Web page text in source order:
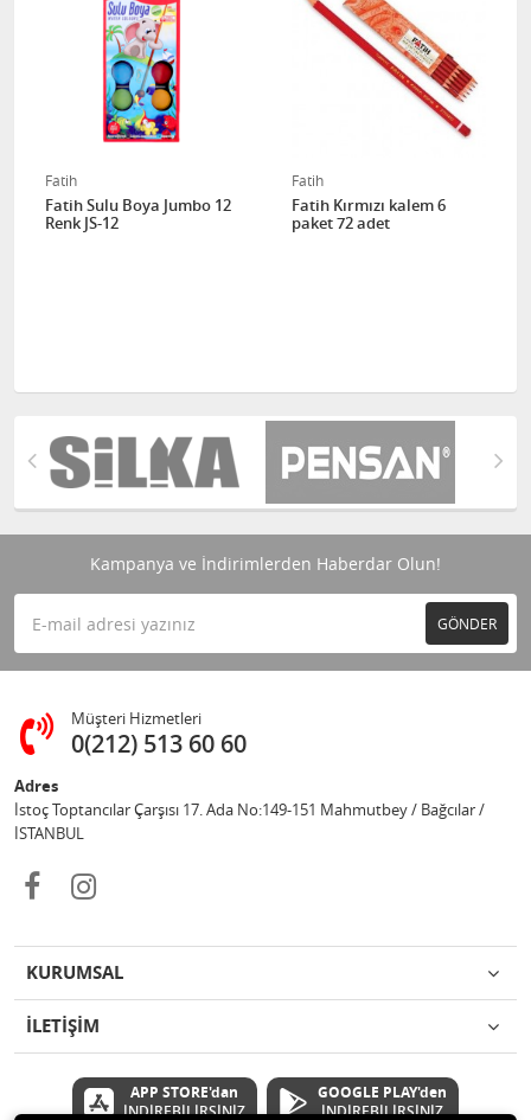
Fatih
Fatih Sulu Boya Jumbo 12
Renk JS-12
Fatih
Fatih Kırmızı kalem 6
paket 72 adet
Kampanya ve İndirimlerden Haberdar Olun!
GÖNDER
Müşteri Hizmetleri
0(212) 513 60 60
Adres
İstoç Toptancılar Çarşısı 17. Ada No:149-151 Mahmutbey / Bağcılar /
İSTANBUL
KURUMSAL
İLETİŞİM
APP STORE'dan
İNDİREBİLİRSİNİZ
GOOGLE PLAY'den
İNDİREBİLİRSİNİZ